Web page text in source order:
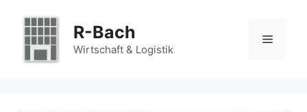
Inhalt
springen
R-Bach
Wirtschaft & Logistik
Menü